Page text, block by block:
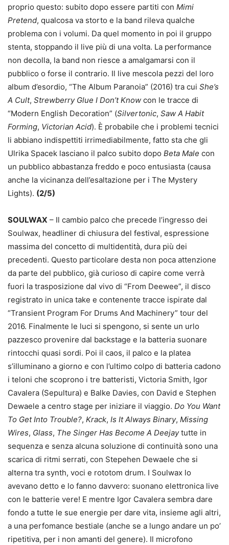
proprio questo: subito dopo essere partiti con Mimi
Pretend, qualcosa va storto e la band rileva qualche
problema con i volumi. Da quel momento in poi il gruppo
stenta, stoppando il live più di una volta. La performance
non decolla, la band non riesce a amalgamarsi con il
pubblico o forse il contrario. Il live mescola pezzi del loro
album d’esordio, “The Album Paranoia” (2016) tra cui She’s
A Cult, Strewberry Glue I Don’t Know con le tracce di
“Modern English Decoration” (Silvertonic, Saw A Habit
Forming, Victorian Acid). È probabile che i problemi tecnici
li abbiano indispettiti irrimediabilmente, fatto sta che gli
Ulrika Spacek lasciano il palco subito dopo Beta Male con
un pubblico abbastanza freddo e poco entusiasta (causa
anche la vicinanza dell’esaltazione per i The Mystery
Lights). (2/5)
SOULWAX – Il cambio palco che precede l’ingresso dei
Soulwax, headliner di chiusura del festival, espressione
massima del concetto di multidentità, dura più dei
precedenti. Questo particolare desta non poca attenzione
da parte del pubblico, già curioso di capire come verrà
fuori la trasposizione dal vivo di “From Deewee”, il disco
registrato in unica take e contenente tracce ispirate dal
“Transient Program For Drums And Machinery” tour del
2016. Finalmente le luci si spengono, si sente un urlo
pazzesco provenire dal backstage e la batteria suonare
rintocchi quasi sordi. Poi il caos, il palco e la platea
s’illuminano a giorno e con l’ultimo colpo di batteria cadono
i teloni che scoprono i tre batteristi, Victoria Smith, Igor
Cavalera (Sepultura) e Balke Davies, con David e Stephen
Dewaele a centro stage per iniziare il viaggio. Do You Want
To Get Into Trouble?, Krack, Is It Always Binary, Missing
Wires, Glass, The Singer Has Become A Deejaytutte in
sequenza e senza alcuna soluzione di continuità sono una
scarica di ritmi serrati, con Stepehen Dewaele che si
alterna tra synth, voci e rototom drum. I Soulwax lo
avevano detto e lo fanno davvero: suonano elettronica live
con le batterie vere! E mentre Igor Cavalera sembra dare
fondo a tutte le sue energie per dare vita, insieme agli altri,
a una perfomance bestiale (anche se a lungo andare un po’
ripetitiva, per i non amanti del genere). Il microfono